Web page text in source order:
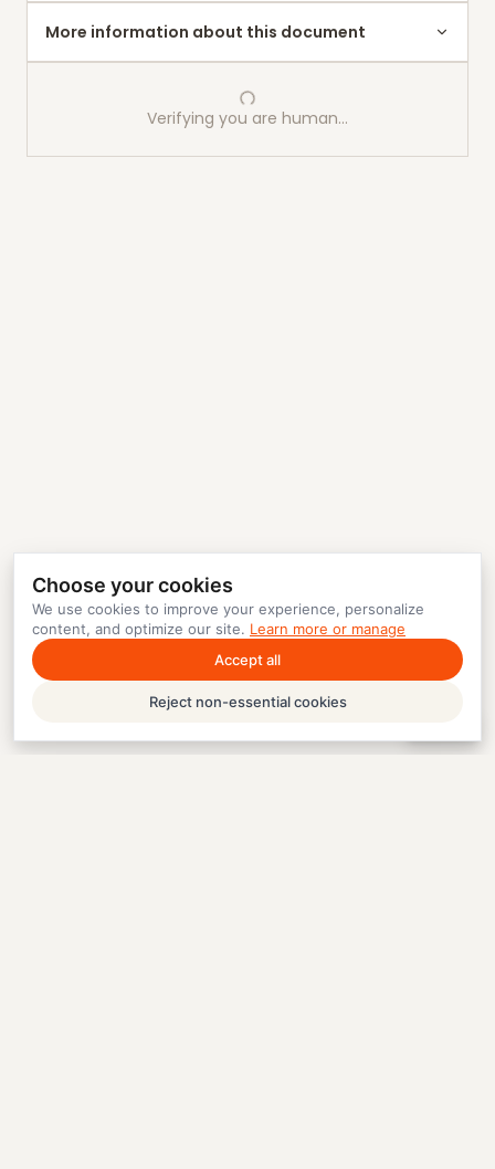
More information about this document
Verifying you are human…
Choose your cookies
We use cookies to improve your experience, personalize
content, and optimize our site. Learn more or manage
Accept all
Reject non-essential cookies